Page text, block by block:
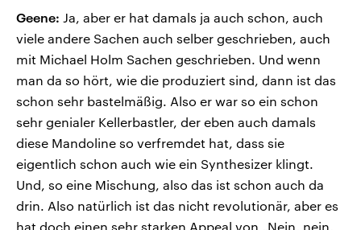
Geene: Ja, aber er hat damals ja auch schon, auch
viele andere Sachen auch selber geschrieben, auch
mit Michael Holm Sachen geschrieben. Und wenn
man da so hört, wie die produziert sind, dann ist das
schon sehr bastelmäßig. Also er war so ein schon
sehr genialer Kellerbastler, der eben auch damals
diese Mandoline so verfremdet hat, dass sie
eigentlich schon auch wie ein Synthesizer klingt.
Und, so eine Mischung, also das ist schon auch da
drin. Also natürlich ist das nicht revolutionär, aber es
hat doch einen sehr starken Appeal von „Nein, nein,